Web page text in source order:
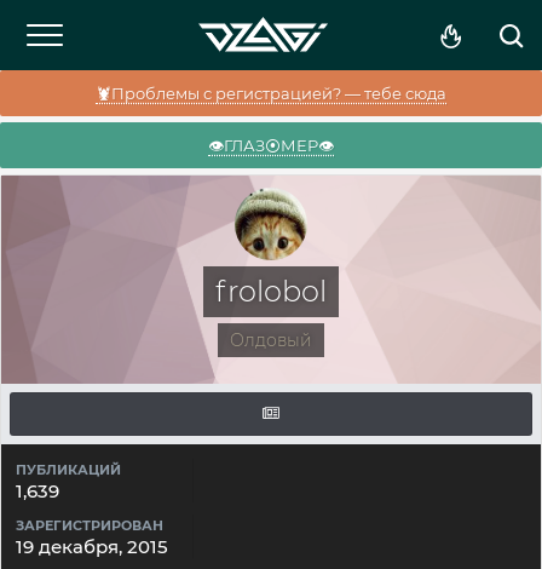
🦞Проблемы с регистрацией? — тебе сюда
👁️ГЛАЗ⦿МЕР👁️
frolobol
Олдовый
ПУБЛИКАЦИЙ
1,639
ЗАРЕГИСТРИРОВАН
19 декабря, 2015